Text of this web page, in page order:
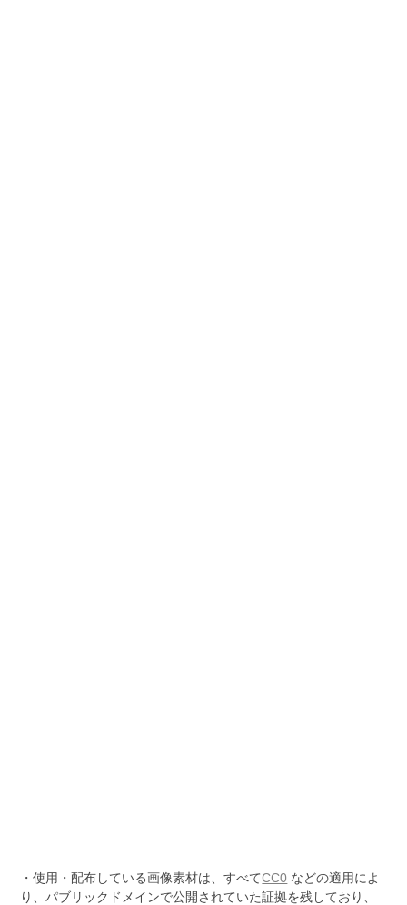
・使用・配布している画像素材は、すべてCC0 などの適用によ
り、パブリックドメインで公開されていた証拠を残しており、